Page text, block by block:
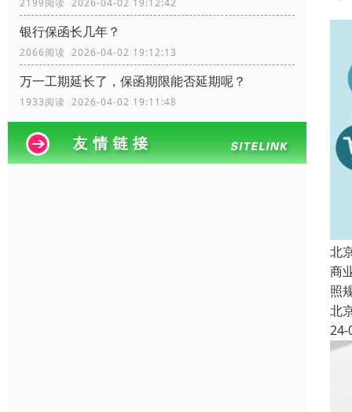
2199阅读 2026-04-02 19:12:42
银行保函长几年？
2066阅读 2026-04-02 19:12:13
万一工期延长了，保函期限能否延期呢？
1933阅读 2026-04-02 19:11:48
北
商
照
北
24-